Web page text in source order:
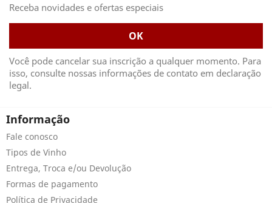
Receba novidades e ofertas especiais
Você pode cancelar sua inscrição a qualquer momento. Para
isso, consulte nossas informações de contato em declaração
legal.
Informação
Fale conosco
Tipos de Vinho
Entrega, Troca e/ou Devolução
Formas de pagamento
Política de Privacidade